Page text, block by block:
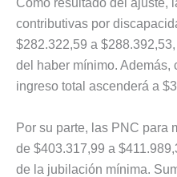
Como resultado del ajuste,
contributivas por
$282.322,59 a
del haber mínimo. Además,
ingreso total ascenderá a
Por su parte, las PNC para
de $403.317,99 a
de la jubilación mínima.